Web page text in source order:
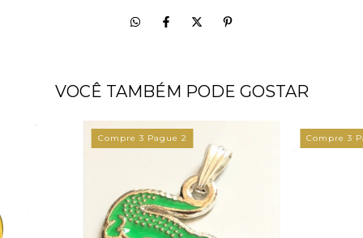
VOCÊ TAMBÉM PODE GOSTAR
Compre 3 Pague 2 Compre 3